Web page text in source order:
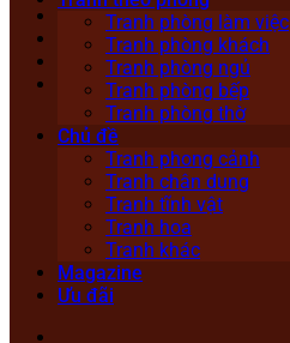
Tranh phòng làm việc
Tranh phòng khách
Tranh phòng ngủ
Tranh phòng bếp
Tranh phòng thờ
Chủ đề
Tranh phong cảnh
Tranh chân dung
Tranh tĩnh vật
Tranh hoa
Tranh khác
Magazine
Ưu đãi